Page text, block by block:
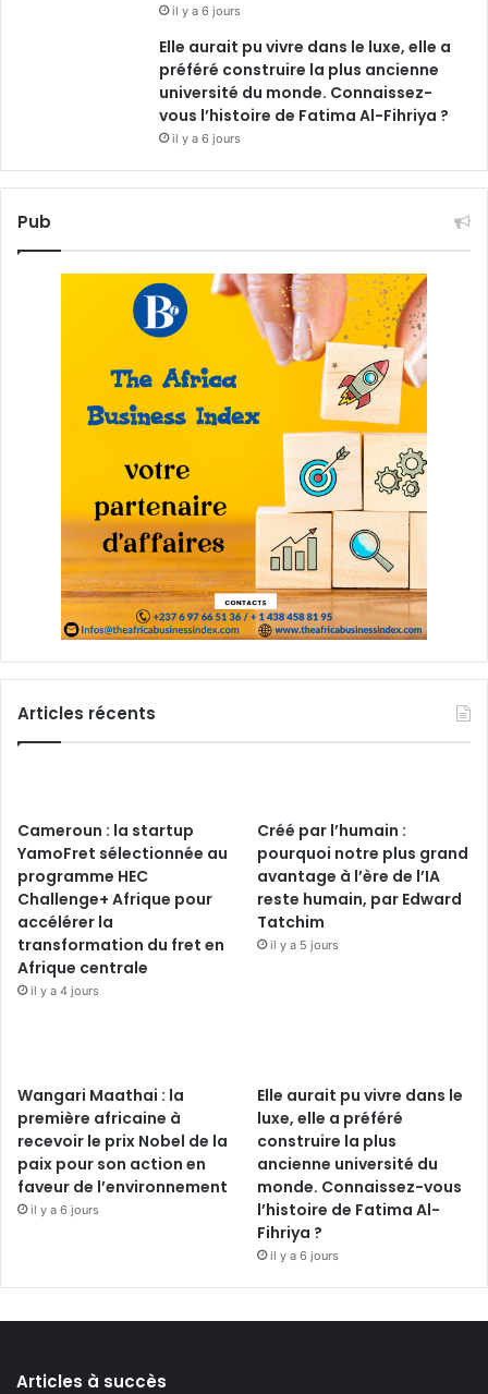
il y a 6 jours
Elle aurait pu vivre dans le luxe, elle a
préféré construire la plus ancienne
université du monde. Connaissez-
vous l’histoire de Fatima Al-Fihriya ?
il y a 6 jours
Pub
Articles récents
Cameroun : la startup
YamoFret sélectionnée au
programme HEC
Challenge+ Afrique pour
accélérer la
transformation du fret en
Afrique centrale
il y a 4 jours
Créé par l’humain :
pourquoi notre plus grand
avantage à l’ère de l’IA
reste humain, par Edward
Tatchim
il y a 5 jours
Wangari Maathai : la
première africaine à
recevoir le prix Nobel de la
paix pour son action en
faveur de l’environnement
il y a 6 jours
Elle aurait pu vivre dans le
luxe, elle a préféré
construire la plus
ancienne université du
monde. Connaissez-vous
l’histoire de Fatima Al-
Fihriya ?
il y a 6 jours
Articles à succès